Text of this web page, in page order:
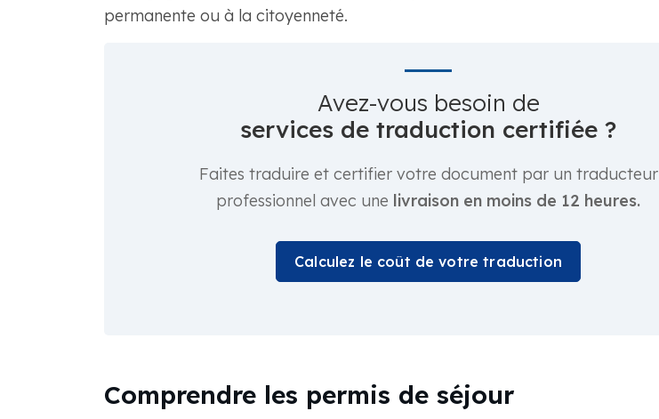
permanente ou à la citoyenneté.
Avez-vous besoin de
services de traduction certifiée ?
Faites traduire et certifier votre document par un traducteur
professionnel avec une livraison en moins de 12 heures.
Calculez le coût de votre traduction
Comprendre les permis de séjour